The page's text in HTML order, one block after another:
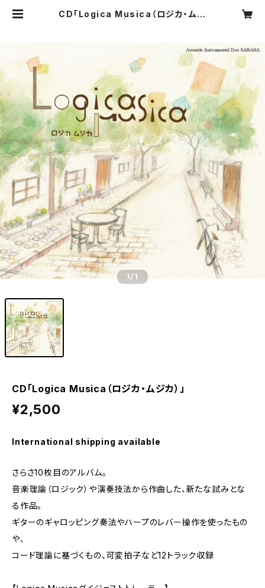
CD「Logica Musica（ロジカ・ムジ
1/1
CD「Logica Musica（ロジカ・ムジカ）」
¥2,500
International shipping available
さらさ10枚目のアルバム。
音楽理論（ロジック）や演奏技法から作曲した、新たな試みとな
る作品。
ギターのギャロッピング奏法やハープのレバー操作を使ったもの
や、
コード理論に基づくもの、可変拍子など12トラック収録